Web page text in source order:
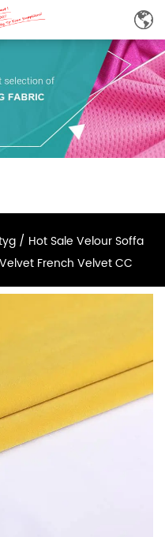
/ Hot Sale Velour Soffa
French Velvet CC